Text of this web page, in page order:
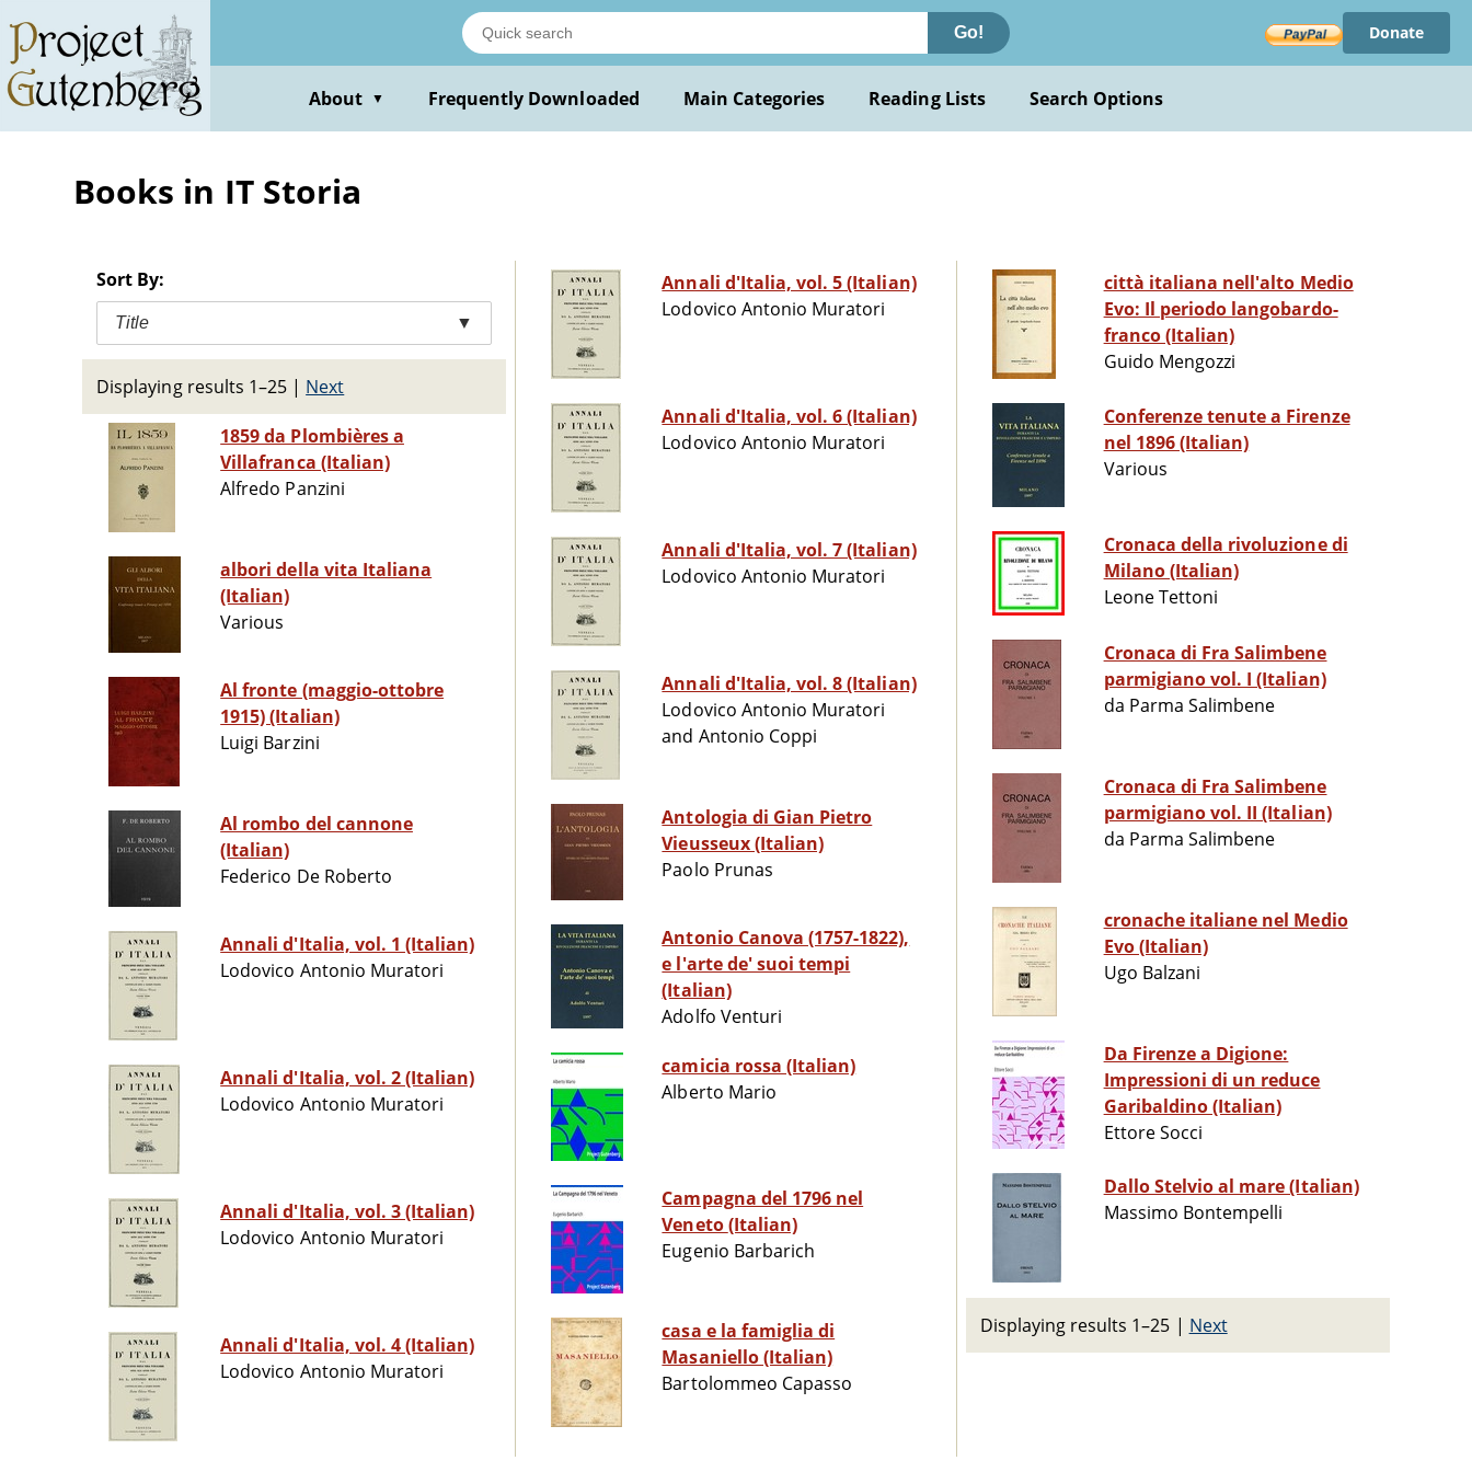
main
content
Go! Donate
About ▼ Frequently Downloaded Main Categories Reading Lists Search Options
Books in IT Storia
Sort By:
Title ▼
Displaying results 1–25 | Next
1859 da Plombières a
Villafranca (Italian)
Alfredo Panzini
albori della vita Italiana
(Italian)
Various
Al fronte (maggio-ottobre
1915) (Italian)
Luigi Barzini
Al rombo del cannone
(Italian)
Federico De Roberto
Annali d'Italia, vol. 1 (Italian)
Lodovico Antonio Muratori
Annali d'Italia, vol. 2 (Italian)
Lodovico Antonio Muratori
Annali d'Italia, vol. 3 (Italian)
Lodovico Antonio Muratori
Annali d'Italia, vol. 4 (Italian)
Lodovico Antonio Muratori
Annali d'Italia, vol. 5 (Italian)
Lodovico Antonio Muratori
Annali d'Italia, vol. 6 (Italian)
Lodovico Antonio Muratori
Annali d'Italia, vol. 7 (Italian)
Lodovico Antonio Muratori
Annali d'Italia, vol. 8 (Italian)
Lodovico Antonio Muratori
and Antonio Coppi
Antologia di Gian Pietro
Vieusseux (Italian)
Paolo Prunas
Antonio Canova (1757-1822),
e l'arte de' suoi tempi
(Italian)
Adolfo Venturi
camicia rossa (Italian)
Alberto Mario
Campagna del 1796 nel
Veneto (Italian)
Eugenio Barbarich
casa e la famiglia di
Masaniello (Italian)
Bartolommeo Capasso
città italiana nell'alto Medio
Evo: Il periodo langobardo-
franco (Italian)
Guido Mengozzi
Conferenze tenute a Firenze
nel 1896 (Italian)
Various
Cronaca della rivoluzione di
Milano (Italian)
Leone Tettoni
Cronaca di Fra Salimbene
parmigiano vol. I (Italian)
da Parma Salimbene
Cronaca di Fra Salimbene
parmigiano vol. II (Italian)
da Parma Salimbene
cronache italiane nel Medio
Evo (Italian)
Ugo Balzani
Da Firenze a Digione:
Impressioni di un reduce
Garibaldino (Italian)
Ettore Socci
Dallo Stelvio al mare (Italian)
Massimo Bontempelli
Displaying results 1–25 | Next